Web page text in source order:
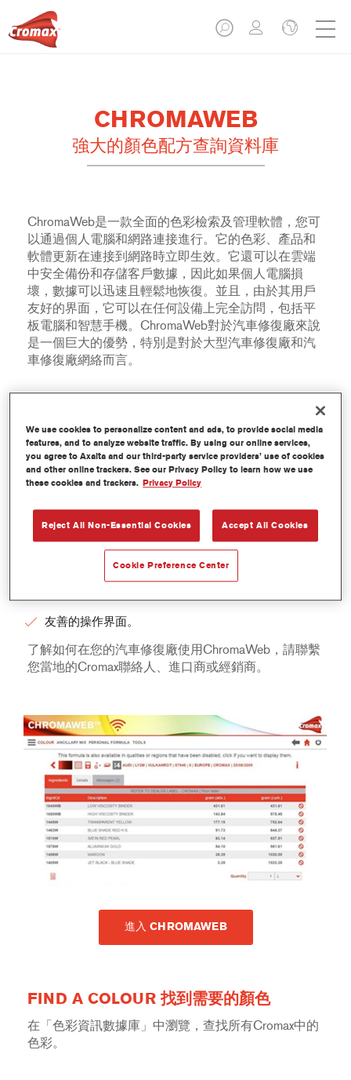
CHROMAWEB
強大的顏色配方查詢資料庫
ChromaWeb是一款全面的色彩檢索及管理軟體，您可
以通過個人電腦和網路連接進行。它的色彩、產品和
軟體更新在連接到網路時立即生效。它還可以在雲端
中安全備份和存儲客戶數據，因此如果個人電腦損
壞，數據可以迅速且輕鬆地恢復。並且，由於其用戶
友好的界面，它可以在任何設備上完全訪問，包括平
板電腦和智慧手機。ChromaWeb對於汽車修復廠來說
是一個巨大的優勢，特別是對於大型汽車修復廠和汽
車修復廠網絡而言。
當連接到網時路，可以立即獲得色彩、產品和軟件的
更新。
在線時，數據會自動備份到雲端。
不同位置之間的配方共享變得輕鬆。
在網頁瀏覽器中保留最近五次的色彩搜尋。
友善的操作界面。
了解如何在您的汽車修復廠使用ChromaWeb，請聯繫
您當地的Cromax聯絡人、進口商或經銷商。
進入 CHROMAWEB
FIND A COLOUR 找到需要的顏色
在「色彩資訊數據庫」中瀏覽，查找所有Cromax中的
色彩。
We use cookies to personalize content and ads, to provide social media
features, and to analyze website traffic. By using our online services,
you agree to Axalta and our third-party service providers’ use of cookies
and other online trackers. See our Privacy Policy to learn how we use
these cookies and trackers. Privacy Policy
Reject All Non-Essential Cookies Accept All Cookies
Cookie Preference Center